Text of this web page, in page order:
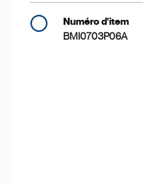
BMI0703P06A